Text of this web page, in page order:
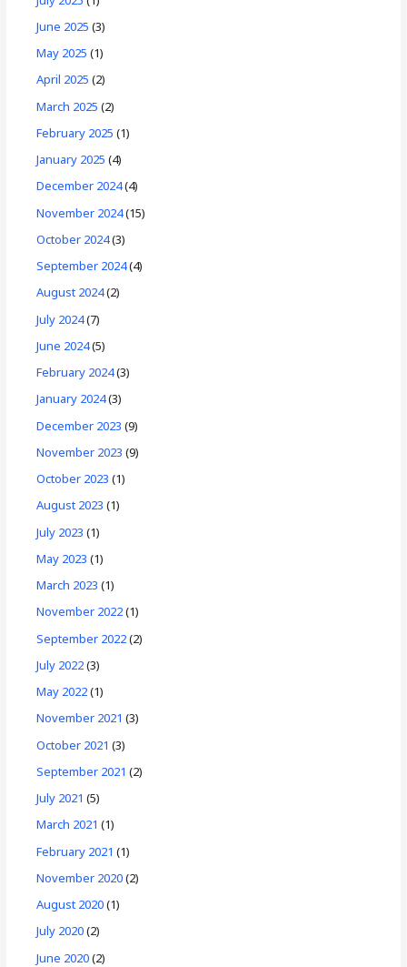
June 2025 (3)
May 2025 (1)
April 2025 (2)
March 2025 (2)
February 2025 (1)
January 2025 (4)
December 2024(4)
November 2024(15)
October 2024(3)
September 2024(4)
August 2024(2)
July 2024(7)
June 2024(5)
February 2024(3)
January 2024(3)
December 2023 (9)
November 2023 (9)
October 2023 (1)
August 2023 (1)
July 2023 (1)
May 2023 (1)
March 2023 (1)
November 2022(1)
September 2022(2)
July 2022(3)
May 2022(1)
November 2021 (3)
October 2021 (3)
September 2021 (2)
July 2021 (5)
March 2021 (1)
February 2021 (1)
November 2020(2)
August 2020(1)
July 2020(2)
June 2020(2)